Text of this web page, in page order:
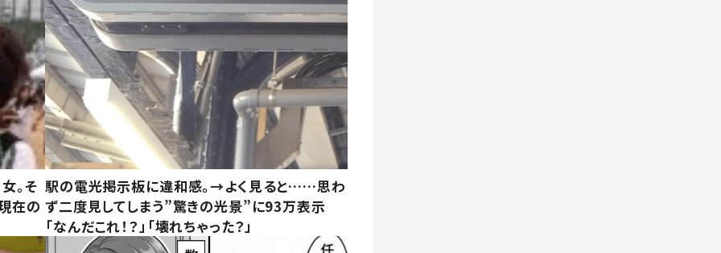
。そ
在の
駅の電光掲示板に違和感。→よく見ると……思わ
ず二度見してしまう”驚きの光景”に93万表示
「なんだこれ！？」「壊れちゃった？」